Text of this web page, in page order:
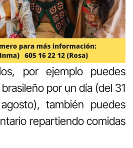
por ejemplo puedes
por un día (del 31
también puedes
repartiendo comidas